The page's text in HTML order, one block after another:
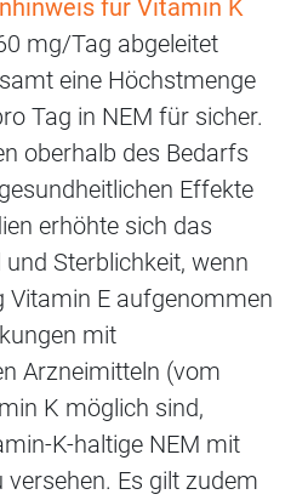
für Vitamin K
mg/Tag abgeleitet
eine Höchstmenge
Tag in NEM für sicher.
oberhalb des Bedarfs
Effekte
erhöhte sich das
Sterblichkeit, wenn
Vitamin E aufgenommen
mit
Arzneimitteln (vom
K möglich sind,
K-haltige NEM mit
Es gilt zudem